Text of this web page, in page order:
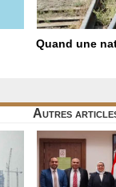
Quand une
Autres